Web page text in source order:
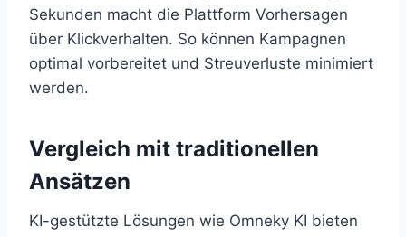
Sekunden macht die Plattform Vorhersagen
über Klickverhalten. So können Kampagnen
optimal vorbereitet und Streuverluste minimiert
werden.
Vergleich mit traditionellen
Ansätzen
KI-gestützte Lösungen wie Omneky KI bieten